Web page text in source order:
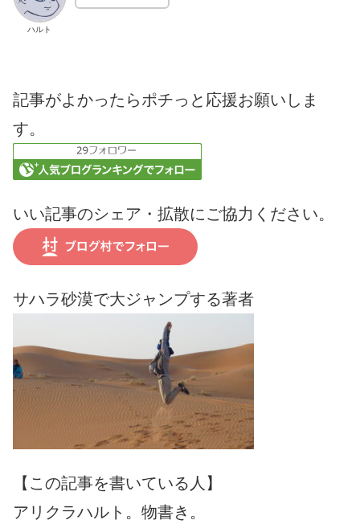
ハルト
記事がよかったらポチっと応援お願いしま
す。
いい記事のシェア・拡散にご協力ください。
サハラ砂漠で大ジャンプする著者
【この記事を書いている人】
アリクラハルト。物書き。